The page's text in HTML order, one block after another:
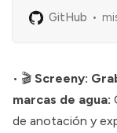
misbahsy/
that takes a
GitHub
• 🎬 Screeny:
marcas de agua:
de anotación y